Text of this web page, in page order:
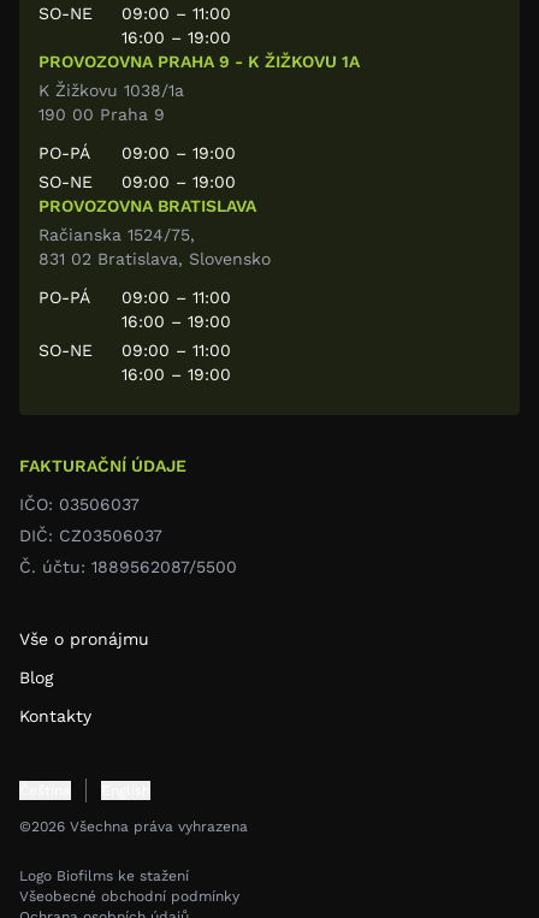
Vše o pronájmu
Blog
Kontakty
FAKTURAČNÍ ÚDAJE
IČO: 03506037
DIČ: CZ03506037
Č. účtu: 1889562087/5500
SO-NE
09:00 – 11:00
16:00 – 19:00
PROVOZOVNA PRAHA 9 - K ŽIŽKOVU 1A
K Žižkovu 1038/1a
190 00 Praha 9
PO-PÁ
09:00 – 19:00
SO-NE
09:00 – 19:00
PROVOZOVNA BRATISLAVA
Račianska 1524/75,
831 02 Bratislava, Slovensko
PO-PÁ
09:00 – 11:00
16:00 – 19:00
SO-NE
09:00 – 11:00
16:00 – 19:00
©2026 Všechna práva vyhrazena
Logo Biofilms ke stažení
Všeobecné obchodní podmínky